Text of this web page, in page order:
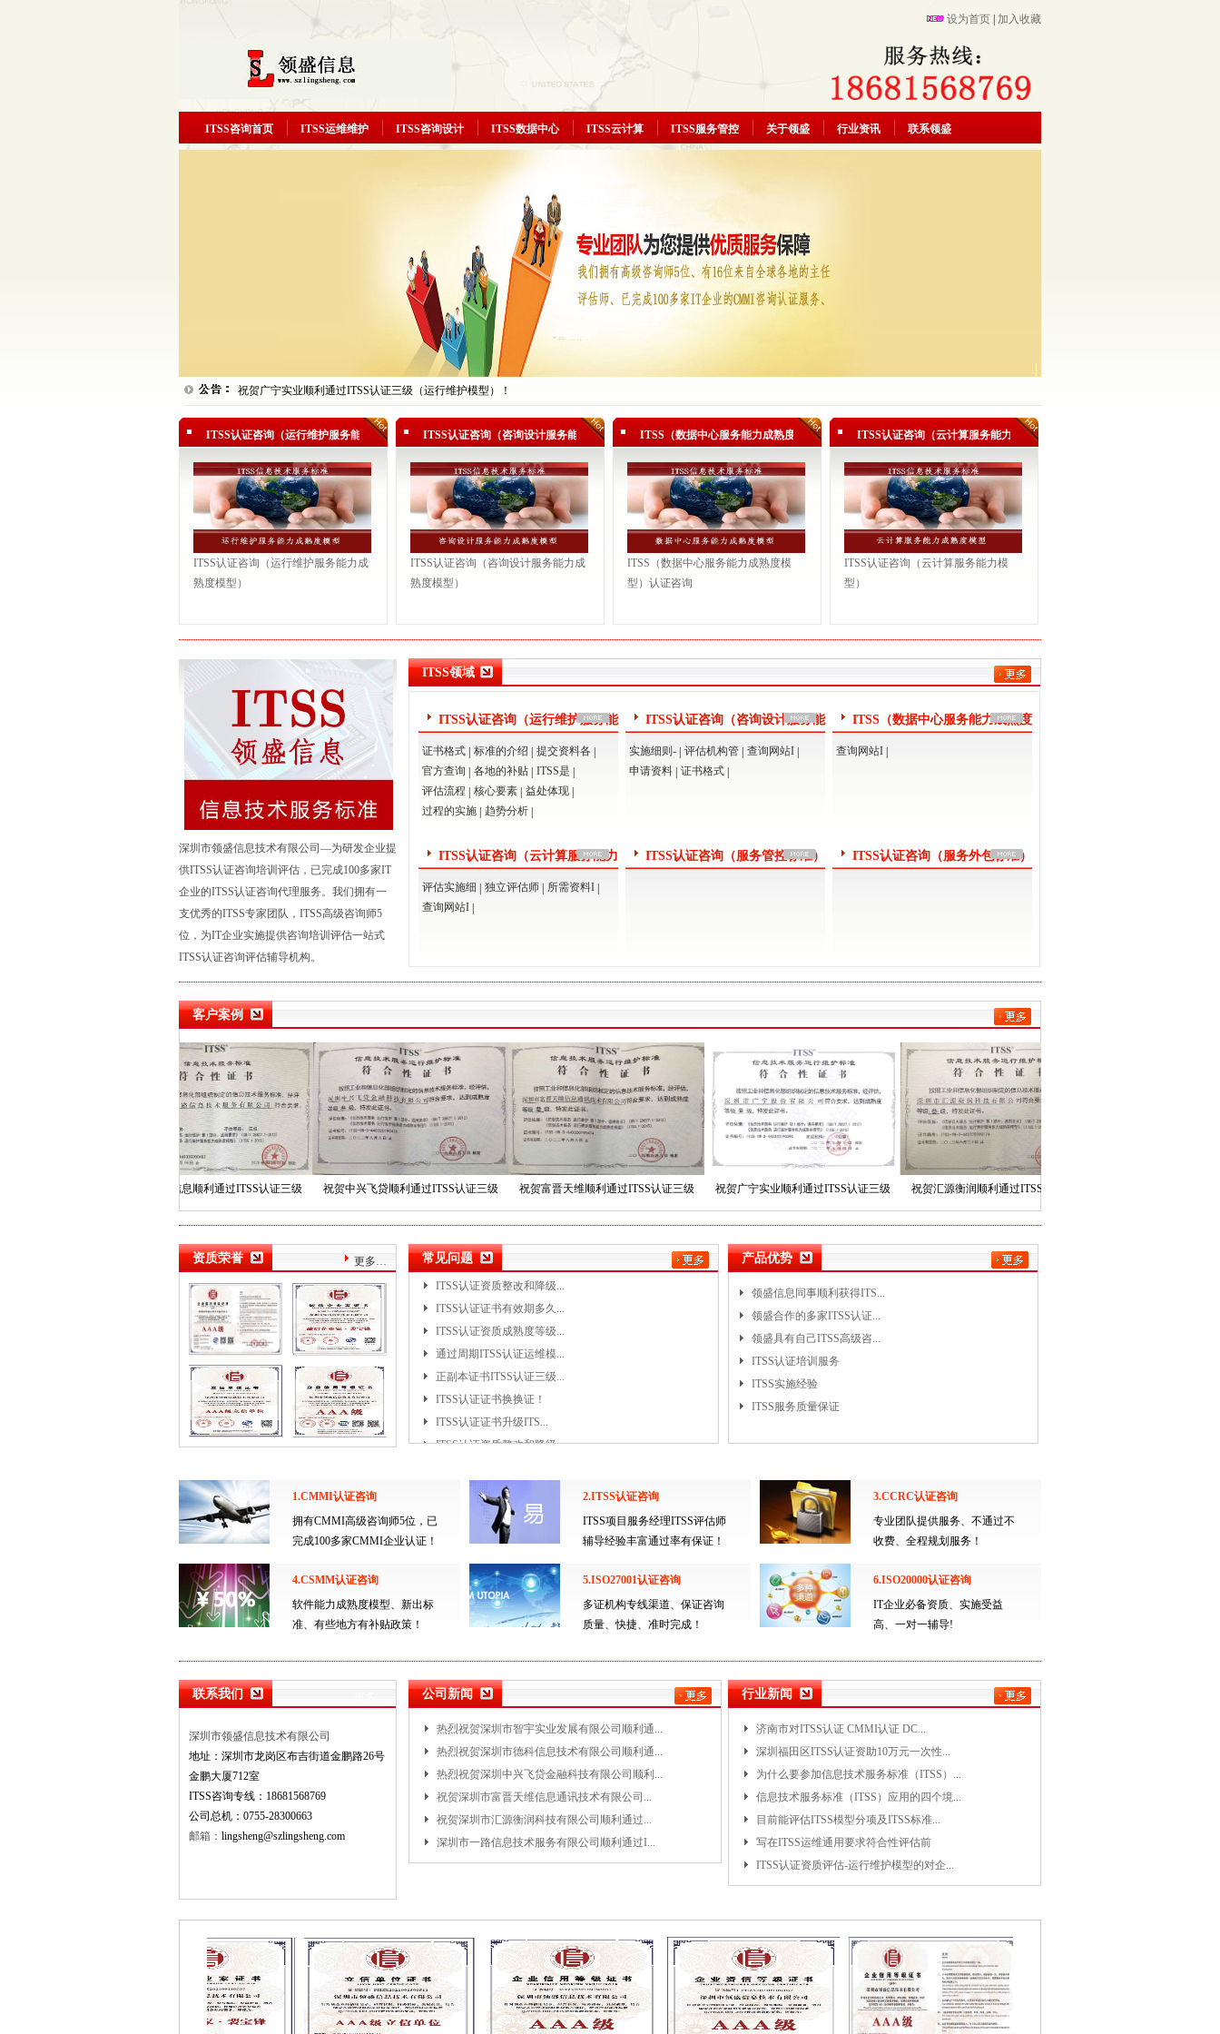
设为首页 加入收藏
ITSS咨询首页 ITSS运维维护 ITSS咨询设计 ITSS数据中心 ITSS云计算 ITSS服务管控 关于领盛 行业资讯 联系领盛
祝贺汇源衡润顺利通过ITSS认证三级（运行维护模型）
热烈祝贺富晋天维顺利通过ITSS认证三级（运行维护模型）
热烈祝贺深圳中兴飞贷金融科技有限公司顺利通过ITSS认证
三级...
祝贺广宁实业顺利通过ITSS认证三级（运行维护模型）！
祝贺一路信息顺利通过ITSS认证三级（运行维护模型）
祝贺正能信息顺利通过ITSS认证三级（运行维护模型）
祝贺汇源衡润顺利通过ITSS认证三级（运行维护模型）
热烈祝贺富晋天维顺利通过ITSS认证三级（运行维护模型）
热烈祝贺深圳中兴飞贷金融科技有限公司顺利通过ITSS认证
三级...
祝贺广宁实业顺利通过ITSS认证三级（运行维护模型）！
祝贺一路信息顺利通过ITSS认证三级（运行维护模型）
ITSS认证咨询（运行维护服务能力成
ITSS认证咨询（运行维护服务能力成
熟度模型）
ITSS认证咨询（咨询设计服务能力成
ITSS认证咨询（咨询设计服务能力成
熟度模型）
ITSS（数据中心服务能力成熟度模
ITSS（数据中心服务能力成熟度模
型）认证咨询
ITSS认证咨询（云计算服务能力模
ITSS认证咨询（云计算服务能力模
型）
深圳市领盛信息技术有限公司—为研发企业提
供ITSS认证咨询培训评估，已完成100多家IT
企业的ITSS认证咨询代理服务。我们拥有一
支优秀的ITSS专家团队，ITSS高级咨询师5
位，为IT企业实施提供咨询培训评估一站式
ITSS认证咨询评估辅导机构。
ITSS领域
ITSS认证咨询（运行维护服务能
证书格式 标准的介绍 提交资料各
官方查询
各地的补贴 ITSS是
评估流程
核心要素 益处体现
过程的实施
趋势分析
ITSS认证咨询（咨询设计服务能
实施细则- 评估机构管 查询网站I
申请资料
证书格式
ITSS（数据中心服务能力成熟度
查询网站I
ITSS认证咨询（云计算服务能力
评估实施细 独立评估师 所需资料I
查询网站I
ITSS认证咨询（服务管控标准） ITSS认证咨询（服务外包标准）
客户案例
祝贺一路信息顺利通过ITSS认证三级 祝贺中兴飞贷顺利通过ITSS认证三级 祝贺富晋天维顺利通过ITSS认证三级 祝贺广宁实业顺利通过ITSS认证三级 祝贺汇源衡润顺利通过ITSS认证三级
资质荣誉 更多… 常见问题
ITSS认证资质成熟度等级...
通过周期ITSS认证运维模...
正副本证书ITSS认证三级...
ITSS认证证书换换证！
ITSS认证证书升级ITS...
ITSS认证资质整改和降级...
ITSS认证证书有效期多久...
ITSS认证资质成熟度等级...
通过周期ITSS认证运维模...
正副本证书ITSS认证三级...
ITSS认证证书升级ITS...
ITSS认证资质整改和降级...
ITSS认证证书有效期多久...
通过周期ITSS认证运维模...
正副本证书ITSS认证三级...
ITSS认证证书换换证！
ITSS认证证书升级ITS...
ITSS认证资质整改和降级...
ITSS认证证书有效期多久...
产品优势
领盛信息同事顺利获得ITS...
领盛合作的多家ITSS认证...
领盛具有自己ITSS高级咨...
ITSS认证培训服务
ITSS实施经验
ITSS服务质量保证
1.CMMI认证咨询
拥有CMMI高级咨询师5位，已
完成100多家CMMI企业认证！
2.ITSS认证咨询
ITSS项目服务经理ITSS评估师
辅导经验丰富通过率有保证！
3.CCRC认证咨询
专业团队提供服务、不通过不
收费、全程规划服务！
4.CSMM认证咨询
软件能力成熟度模型、新出标
准、有些地方有补贴政策！
5.ISO27001认证咨询
多证机构专线渠道、保证咨询
质量、快捷、准时完成！
6.ISO20000认证咨询
IT企业必备资质、实施受益
高、一对一辅导!
联系我们
深圳市领盛信息技术有限公司
地址：深圳市龙岗区布吉街道金鹏路26号
金鹏大厦712室
ITSS咨询专线：18681568769
公司总机：0755-28300663
邮箱： lingsheng@szlingsheng.com
公司新闻
热烈祝贺深圳市智宇实业发展有限公司顺利通...
热烈祝贺深圳市德科信息技术有限公司顺利通...
热烈祝贺深圳中兴飞贷金融科技有限公司顺利...
祝贺深圳市富晋天维信息通讯技术有限公司...
祝贺深圳市汇源衡润科技有限公司顺利通过...
深圳市一路信息技术服务有限公司顺利通过I...
行业新闻
济南市对ITSS认证 CMMI认证 DC...
深圳福田区ITSS认证资助10万元一次性...
为什么要参加信息技术服务标准（ITSS）...
信息技术服务标准（ITSS）应用的四个境...
目前能评估ITSS模型分项及ITSS标准...
写在ITSS运维通用要求符合性评估前
ITSS认证资质评估-运行维护模型的对企...